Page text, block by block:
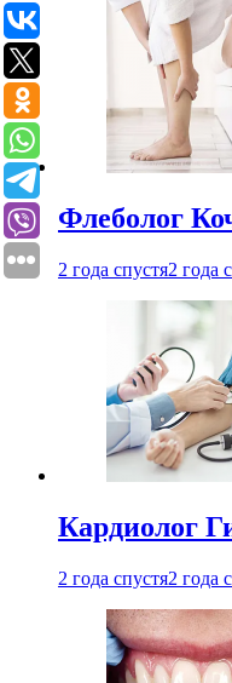
Флеболог
2 года спустя2 года
Кардиолог
2 года спустя2 года